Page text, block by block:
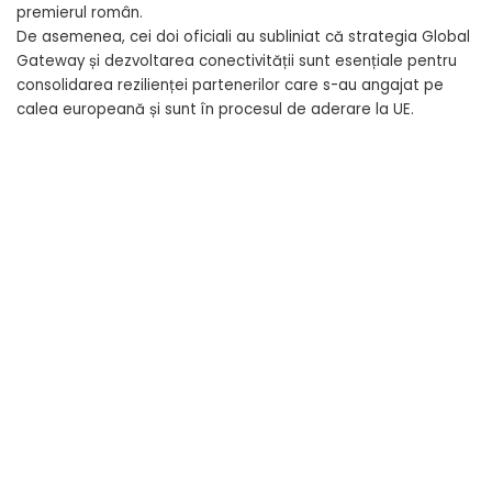
premierul român.
De asemenea, cei doi oficiali au subliniat că strategia Global
Gateway și dezvoltarea conectivității sunt esențiale pentru
consolidarea rezilienței partenerilor care s-au angajat pe
calea europeană și sunt în procesul de aderare la UE.